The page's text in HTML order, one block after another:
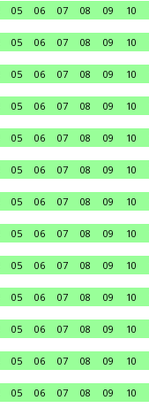
05 06 07 08 09 10
05 06 07 08 09 10
05 06 07 08 09 10
05 06 07 08 09 10
05 06 07 08 09 10
05 06 07 08 09 10
05 06 07 08 09 10
05 06 07 08 09 10
05 06 07 08 09 10
05 06 07 08 09 10
05 06 07 08 09 10
05 06 07 08 09 10
05 06 07 08 09 10